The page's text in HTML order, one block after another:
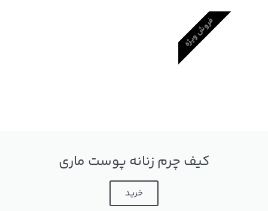
کیف چرم زنانه پوست ماری
خرید
فروش ویژه